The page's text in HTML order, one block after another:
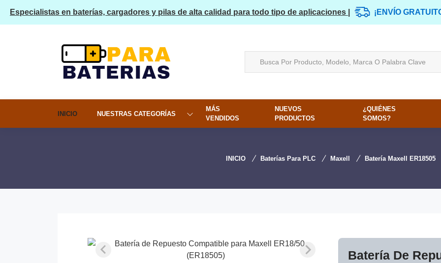
Especialistas en baterías, cargadores y pilas de alta calidad para todo tipo de aplicaciones | ¡ENVÍO
INICIO NUESTRAS CATEGORÍAS
MÁS
VENDIDOS
NUEVOS
PRODUCTOS
¿QUIÉNES
SOMOS?
INICIO Baterías Para PLC Maxell Batería Maxell ER18505
Batería De